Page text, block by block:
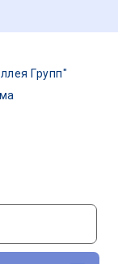
Групп"